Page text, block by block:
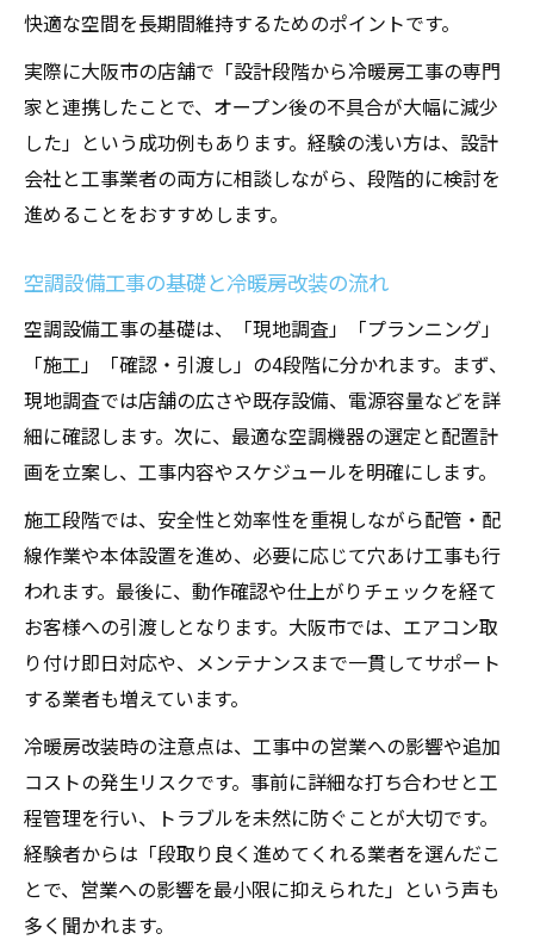
快適な空間を長期間維持するためのポイントです。
実際に大阪市の店舗で「設計段階から冷暖房工事の専門
家と連携したことで、オープン後の不具合が大幅に減少
した」という成功例もあります。経験の浅い方は、設計
会社と工事業者の両方に相談しながら、段階的に検討を
進めることをおすすめします。
空調設備工事の基礎と冷暖房改装の流れ
空調設備工事の基礎は、「現地調査」「プランニング」
「施工」「確認・引渡し」の4段階に分かれます。まず、
現地調査では店舗の広さや既存設備、電源容量などを詳
細に確認します。次に、最適な空調機器の選定と配置計
画を立案し、工事内容やスケジュールを明確にします。
施工段階では、安全性と効率性を重視しながら配管・配
線作業や本体設置を進め、必要に応じて穴あけ工事も行
われます。最後に、動作確認や仕上がりチェックを経て
お客様への引渡しとなります。大阪市では、エアコン取
り付け即日対応や、メンテナンスまで一貫してサポート
する業者も増えています。
冷暖房改装時の注意点は、工事中の営業への影響や追加
コストの発生リスクです。事前に詳細な打ち合わせと工
程管理を行い、トラブルを未然に防ぐことが大切です。
経験者からは「段取り良く進めてくれる業者を選んだこ
とで、営業への影響を最小限に抑えられた」という声も
多く聞かれます。